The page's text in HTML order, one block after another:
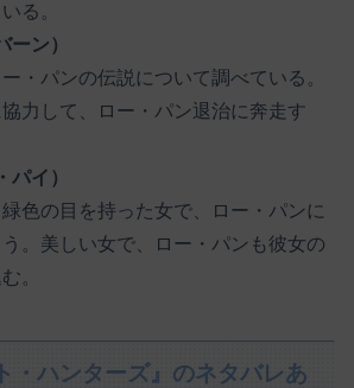
る。
ーン）
・パンの伝説について調べている。
力して、ロー・パン退治に奔走す
パイ）
色の目を持った女で、ロー・パンに
。美しい女で、ロー・パンも彼女の
。
・ハンターズ』のネタバレあ